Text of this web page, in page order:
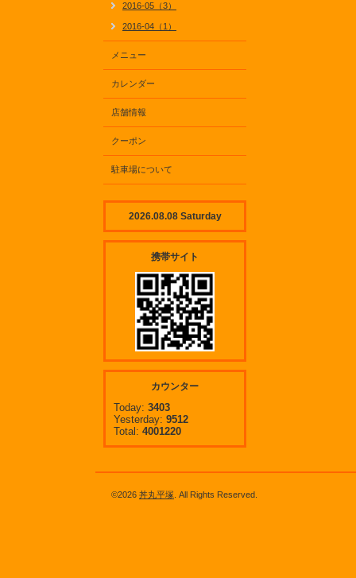
2016-05（3）
2016-04（1）
メニュー
カレンダー
店舗情報
クーポン
駐車場について
2026.08.08 Saturday
携帯サイト
カウンター
Today: 3403
Yesterday: 9512
Total: 4001220
©2026 丼丸平塚 . All Rights Reserved.